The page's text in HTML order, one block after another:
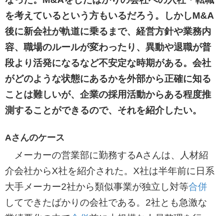
を考えているという方もいるだろう。しかしM&A
後に新会社が軌道に乗るまで、経営方針や業務内
容、職場のルールが変わったり、異動や退職が普
段より活発になるなど不安定な時期がある。会社
がどのような状態にあるかを外部から正確に知る
ことは難しいが、企業の採用活動からある程度推
測することができるので、それを紹介したい。
Aさんのケース
メーカーの営業部に勤務するAさんは、人材紹
介会社からX社を紹介された。X社は半年前に日系
大手メーカー2社から類似事業が独立し対等合併
してできたばかりの会社である。2社とも急激な